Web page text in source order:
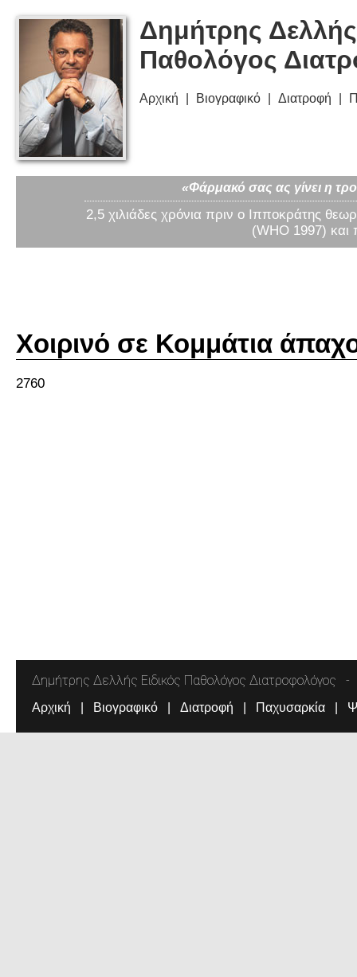
Δημήτρης
Παθολόγος
Αρχική Βιογραφικό Διατροφή
«Φάρμακό σας ας γίνει η
2,5 χιλιάδες χρόνια πριν ο Ιπποκράτης
(WHO 1997) και
Χοιρινό σε Κομμάτια
2760
Δημήτρης Δελλής Ειδικός Παθολόγος Διατροφολόγος
Αρχική Βιογραφικό Διατροφή Παχυσαρκία